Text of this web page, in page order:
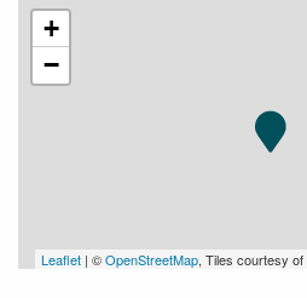
+
−
Leaflet | ©OpenStreetMap, Tiles courtesy of